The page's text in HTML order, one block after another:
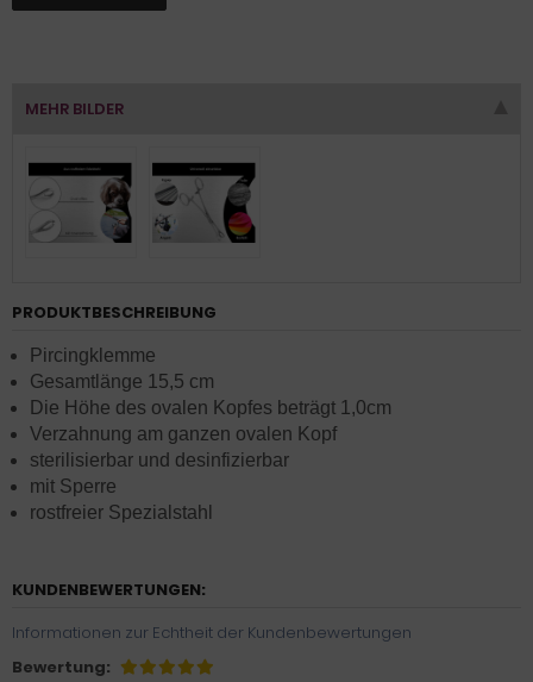
MEHR BILDER
PRODUKTBESCHREIBUNG
Pircingklemme
Gesamtlänge 15,5 cm
Die Höhe des ovalen Kopfes beträgt 1,0cm
Verzahnung am ganzen ovalen Kopf
sterilisierbar und desinfizierbar
mit Sperre
rostfreier Spezialstahl
KUNDENBEWERTUNGEN:
Informationen zur Echtheit der Kundenbewertungen
Bewertung: